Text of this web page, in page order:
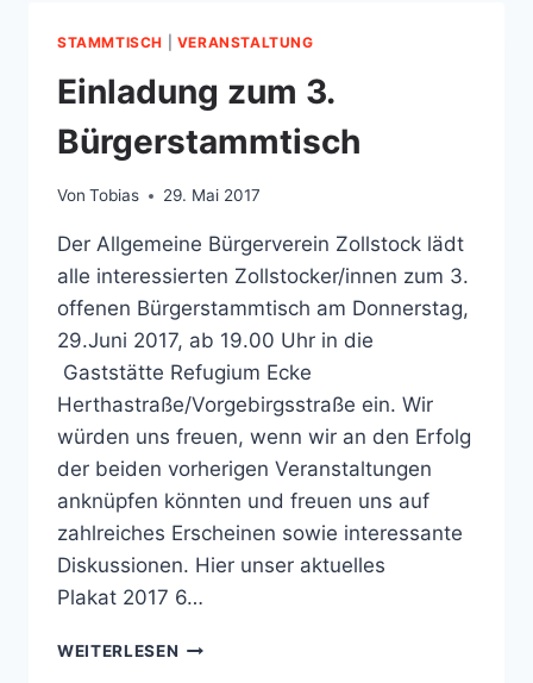
UNTERSCHRIFTENAKTION
ABZ
STAMMTISCH VERANSTALTUNG
Einladung zum 3.
Bürgerstammtisch
Von Tobias 29. Mai 2017
Der Allgemeine Bürgerverein Zollstock lädt
alle interessierten Zollstocker/innen zum 3.
offenen Bürgerstammtisch am Donnerstag,
29.Juni 2017, ab 19.00 Uhr in die
Gaststätte Refugium Ecke
Herthastraße/Vorgebirgsstraße ein. Wir
würden uns freuen, wenn wir an den Erfolg
der beiden vorherigen Veranstaltungen
anknüpfen könnten und freuen uns auf
zahlreiches Erscheinen sowie interessante
Diskussionen. Hier unser aktuelles
Plakat 2017 6…
WEITERLESEN EINLADUNG